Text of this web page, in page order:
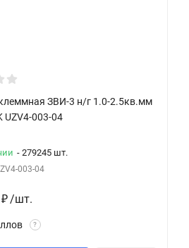
ЗВИ-3 н/г 1.0-2.5кв.мм
UZV4-003-04
- 279245 шт.
003-04
₽/шт.
?